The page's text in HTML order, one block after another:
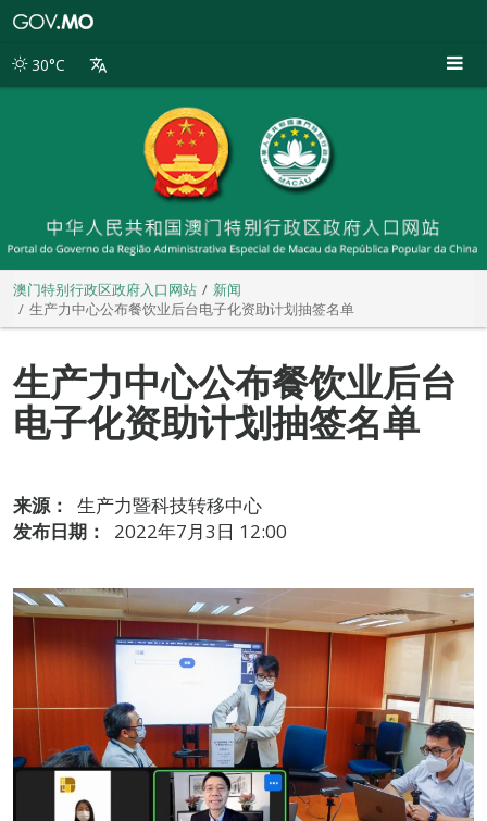
别
30°C
澳门特别行政区政府入口网站
新闻
生产力中心公布餐饮业后台电子化资助计划抽签名单
生产力中心公布餐饮业后台
电子化资助计划抽签名单
来源：
生产力暨科技转移中心
发布日期：
2022年7月3日 12:00